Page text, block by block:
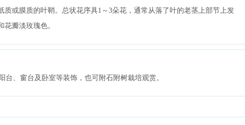
质或膜质的叶鞘。总状花序具1～3朵花，通常从落了叶的老茎上部节上发
瓣淡玫瑰色。
台、窗台及卧室等装饰，也可附石附树栽培观赏。